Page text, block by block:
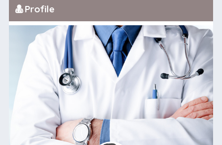
Profile